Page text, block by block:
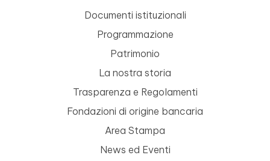
Documenti istituzionali
Programmazione
Patrimonio
La nostra storia
Trasparenza e Regolamenti
Fondazioni di origine bancaria
Area Stampa
News ed Eventi